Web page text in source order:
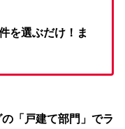
を選ぶだけ！ま
「戸建て部門」でラ